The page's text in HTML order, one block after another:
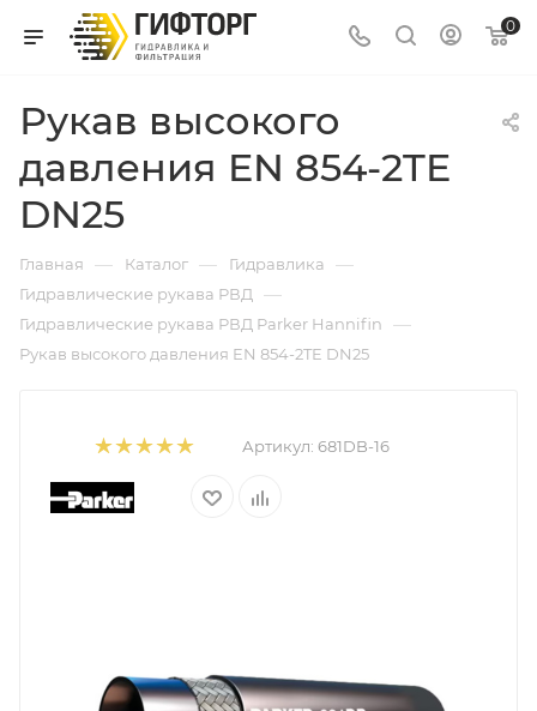
0
Рукав высокого
давления EN 854-2TE
DN25
Главная — Каталог — Гидравлика —
Гидравлические рукава РВД —
Гидравлические рукава РВД Parker Hannifin —
Рукав высокого давления EN 854-2TE DN25
Артикул: 681DB-16